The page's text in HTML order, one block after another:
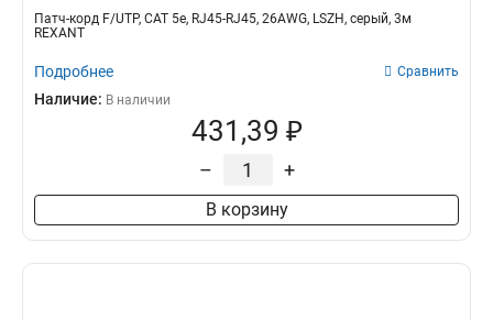
Патч-корд F/UTP, CAT 5e, RJ45-RJ45, 26AWG, LSZH, серый, 3м
REXANT
Подробнее Сравнить
Наличие: В наличии
431,39 ₽
– +
В корзину